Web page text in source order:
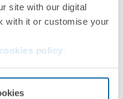
site with our digital
with it or customise your
cookies policy
doble cargador USB A+A
82